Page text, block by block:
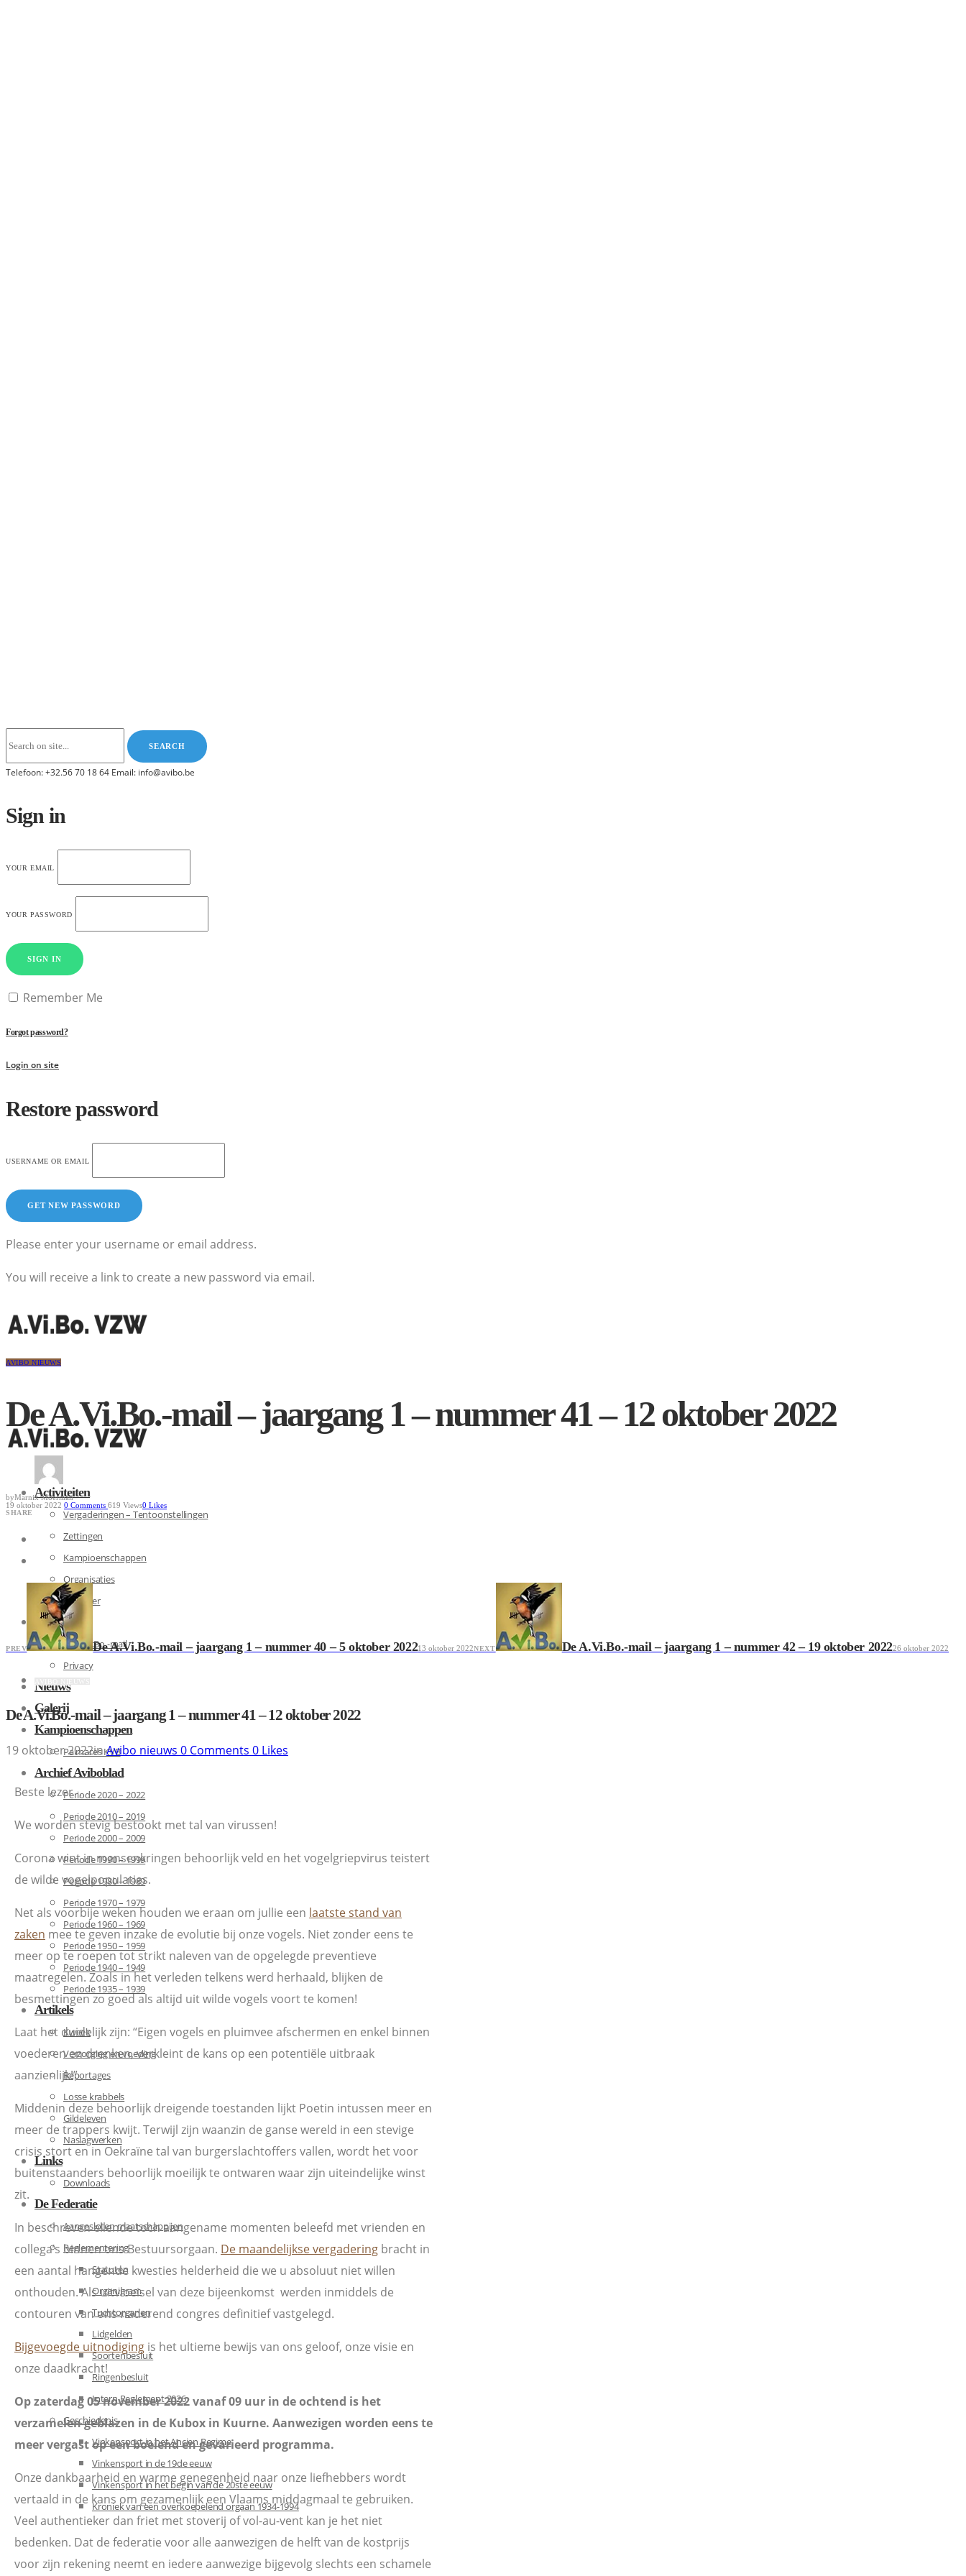
Telefoon: +32.56 70 18 64 Email: info@avibo.be
Sign in
YOUR EMAIL
YOUR PASSWORD
SIGN IN
Remember Me
Forgot password?
Login on site
Restore password
USERNAME OR EMAIL
Please enter your username or email address.
You will receive a link to create a new password via email.
Activiteiten
Vergaderingen – Tentoonstellingen
Zettingen
Kampioenschappen
Organisaties
Kalender
Contact
De A.Vi.Bo.-mail
Privacy
Nieuws
Galerij
Kampioenschappen
Palmares KVB
Archief Aviboblad
Periode 2020 – 2022
Periode 2010 – 2019
Periode 2000 – 2009
Periode 1990 – 1999
Periode 1980 – 1989
Periode 1970 – 1979
Periode 1960 – 1969
Periode 1950 – 1959
Periode 1940 – 1949
Periode 1935 – 1939
Artikels
Kweek
Verzorging en voeding
Reportages
Losse krabbels
Gildeleven
Naslagwerken
Links
Downloads
De Federatie
Aangesloten maatschappijen
Reglementering
Statuten
Organigram
Tuchtorganen
Lidgelden
Soortenbesluit
Ringenbesluit
Intern Reglement 2026
Geschiedenis
Vinkensport in het Ancien Regime
Vinkensport in de 19de eeuw
Vinkensport in het begin van de 20ste eeuw
Kroniek van een overkoepelend orgaan 1934-1994
AVIBO NIEUWS
De A.Vi.Bo.-mail – jaargang 1 – nummer 41 – 12 oktober 2022
byMarnix Moerman
19 oktober 2022 0 Comments 619 Views0 Likes
SHARE
PREV De A.Vi.Bo.-mail – jaargang 1 – nummer 40 – 5 oktober 202213 oktober 2022NEXT De A.Vi.Bo.-mail – jaargang 1 – nummer 42 – 19 oktober 202226 oktober 2022
De A.Vi.Bo.-mail – jaargang 1 – nummer 41 – 12 oktober 2022
19 oktober 2022in Avibo nieuws 0 Comments 0 Likes
Beste lezer ,
We worden stevig bestookt met tal van virussen!
Corona wint in mensenkringen behoorlijk veld en het vogelgriepvirus teistert
de wilde vogelpopulaties.
Net als voorbije weken houden we eraan om jullie een laatste stand van
zaken mee te geven inzake de evolutie bij onze vogels. Niet zonder eens te
meer op te roepen tot strikt naleven van de opgelegde preventieve
maatregelen. Zoals in het verleden telkens werd herhaald, blijken de
besmettingen zo goed als altijd uit wilde vogels voort te komen!
Laat het duidelijk zijn: “Eigen vogels en pluimvee afschermen en enkel binnen
voederen en drenken, verkleint de kans op een potentiële uitbraak
aanzienlijk!”
Middenin deze behoorlijk dreigende toestanden lijkt Poetin intussen meer en
meer de trappers kwijt. Terwijl zijn waanzin de ganse wereld in een stevige
crisis stort en in Oekraïne tal van burgerslachtoffers vallen, wordt het voor
buitenstaanders behoorlijk moeilijk te ontwaren waar zijn uiteindelijke winst
zit.
In beschreven ellende toch aangename momenten beleefd met vrienden en
collega’s binnen ons Bestuursorgaan. De maandelijkse vergadering bracht in
een aantal hangende kwesties helderheid die we u absoluut niet willen
onthouden. Als uitvloeisel van deze bijeenkomst werden inmiddels de
contouren van ons naderend congres definitief vastgelegd.
Bijgevoegde uitnodiging is het ultieme bewijs van ons geloof, onze visie en
onze daadkracht!
Op zaterdag 05 november 2022 vanaf 09 uur in de ochtend is het
verzamelen geblazen in de Kubox in Kuurne. Aanwezigen worden eens te
meer vergast op een boeiend en gevarieerd programma.
Onze dankbaarheid en warme genegenheid naar onze liefhebbers wordt
vertaald in de kans om gezamenlijk een Vlaams middagmaal te gebruiken.
Veel authentieker dan friet met stoverij of vol-au-vent kan je het niet
bedenken. Dat de federatie voor alle aanwezigen de helft van de kostprijs
voor zijn rekening neemt en iedere aanwezige bijgevolg slechts een schamele